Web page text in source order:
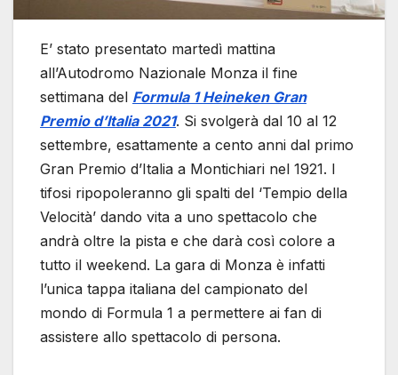
E’ stato presentato martedì mattina
all’Autodromo Nazionale Monza il fine
settimana del Formula 1 Heineken Gran
Premio d’Italia 2021. Si svolgerà dal 10 al 12
settembre, esattamente a cento anni dal primo
Gran Premio d’Italia a Montichiari nel 1921. I
tifosi ripopoleranno gli spalti del ‘Tempio della
Velocità’ dando vita a uno spettacolo che
andrà oltre la pista e che darà così colore a
tutto il weekend. La gara di Monza è infatti
l’unica tappa italiana del campionato del
mondo di Formula 1 a permettere ai fan di
assistere allo spettacolo di persona.